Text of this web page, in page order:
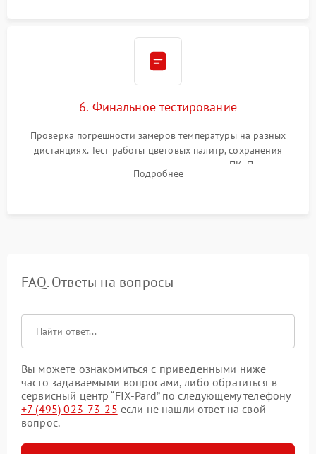
6. Финальное тестирование
Проверка погрешности замеров температуры на разных
дистанциях. Тест работы цветовых палитр, сохранения
термограмм в память и передачи данных на ПК. Проверка
автономности работы и итоговый контроль качества.
Подробнее
FAQ. Ответы на вопросы
Вы можете ознакомиться с приведенными ниже
часто задаваемыми вопросами, либо обратиться в
сервисный центр “FIX-Pard” по следующему телефону
+7 (495) 023-73-25 если не нашли ответ на свой
вопрос.